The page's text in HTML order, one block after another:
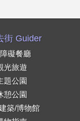
街 Guider
礙餐廳
光旅遊
題公園
憩公園
築/博物館